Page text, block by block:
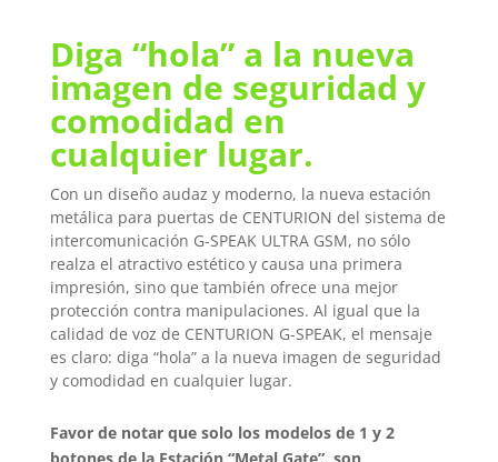
Diga “hola” a la nueva
imagen de seguridad y
comodidad en
cualquier lugar.
Con un diseño audaz y moderno, la nueva estación
metálica para puertas de CENTURION del sistema de
intercomunicación G-SPEAK ULTRA GSM, no sólo
realza el atractivo estético y causa una primera
impresión, sino que también ofrece una mejor
protección contra manipulaciones. Al igual que la
calidad de voz de CENTURION G-SPEAK, el mensaje
es claro: diga “hola” a la nueva imagen de seguridad
y comodidad en cualquier lugar.
Favor de notar que solo los modelos de 1 y 2